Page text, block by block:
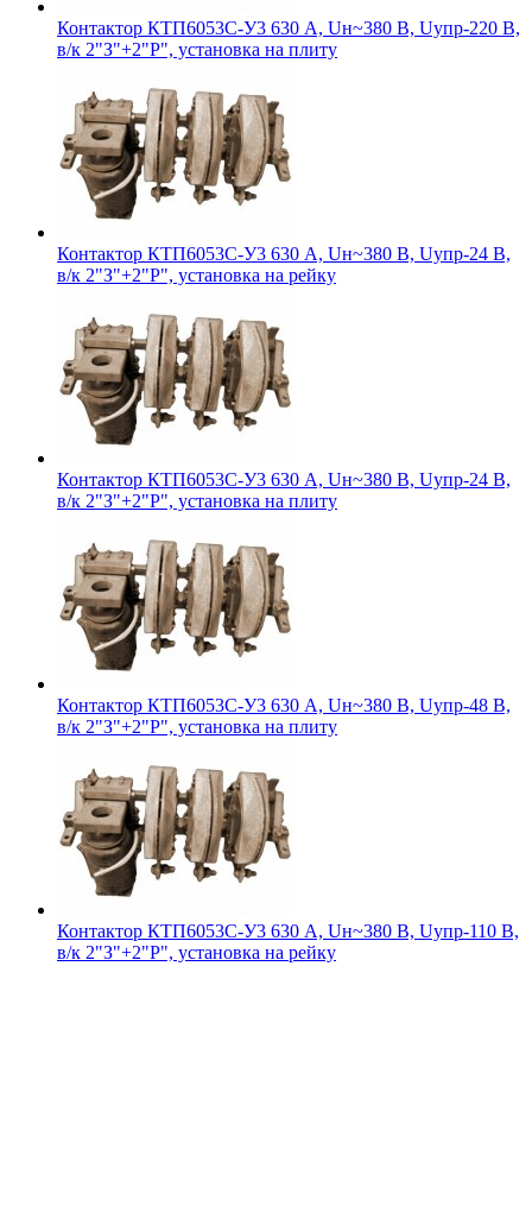
Контактор КТП6053С-У3 630 А, Uн~380 В, Uупр-220 В,
в/к 2"З"+2"Р", установка на плиту
Контактор КТП6053С-У3 630 А, Uн~380 В, Uупр-24 В,
в/к 2"З"+2"Р", установка на рейку
Контактор КТП6053С-У3 630 А, Uн~380 В, Uупр-24 В,
в/к 2"З"+2"Р", установка на плиту
Контактор КТП6053С-У3 630 А, Uн~380 В, Uупр-48 В,
в/к 2"З"+2"Р", установка на плиту
Контактор КТП6053С-У3 630 А, Uн~380 В, Uупр-110 В,
в/к 2"З"+2"Р", установка на рейку